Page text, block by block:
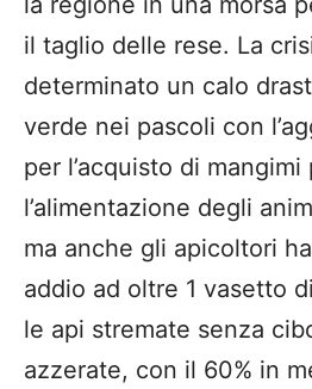
il taglio delle rese. La
determinato un calo
verde nei pascoli con
per l’acquisto di
l’alimentazione degli
ma anche gli apicoltori
addio ad oltre 1 vasetto
le api stremate senza
azzerate, con il 60% in